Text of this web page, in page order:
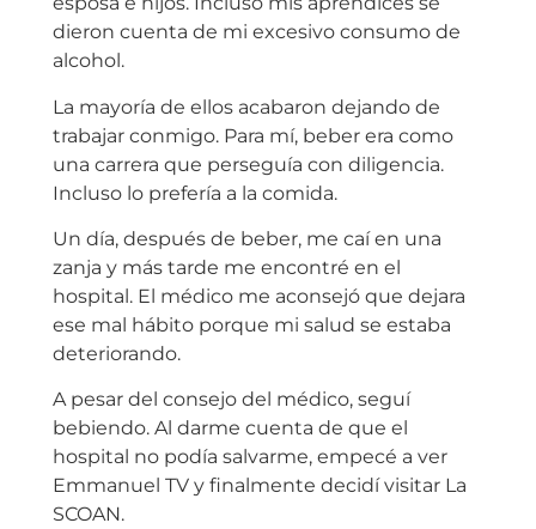
dieron cuenta de mi excesivo consumo de
alcohol.
La mayoría de ellos acabaron dejando de
trabajar conmigo. Para mí, beber era como
una carrera que perseguía con diligencia.
Incluso lo prefería a la comida.
Un día, después de beber, me caí en una
zanja y más tarde me encontré en el
hospital. El médico me aconsejó que dejara
ese mal hábito porque mi salud se estaba
deteriorando.
A pesar del consejo del médico, seguí
bebiendo. Al darme cuenta de que el
hospital no podía salvarme, empecé a ver
Emmanuel TV y finalmente decidí visitar La
SCOAN.